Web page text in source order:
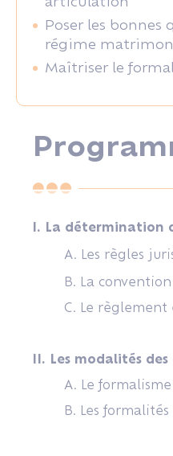
Poser les
régime
Maîtriser le
I. La détermination
A. Les règles
B. La
C. Le
II. Les modalités
A. Le
B. Les